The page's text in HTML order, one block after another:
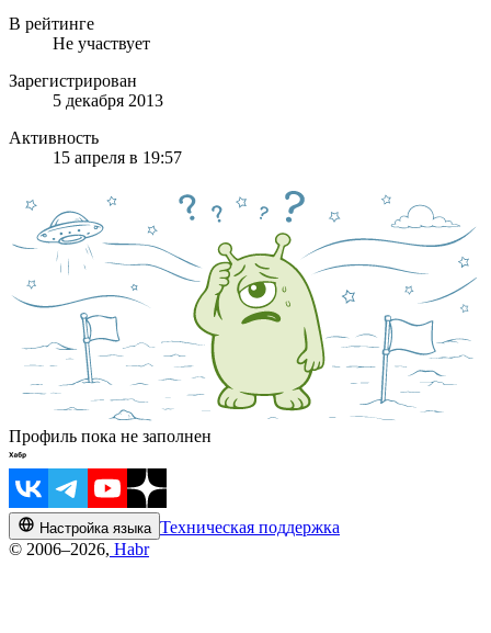
В рейтинге
Не участвует
Зарегистрирован
5 декабря 2013
Активность
15 апреля в 19:57
Профиль пока не заполнен
Настройка языка Техническая поддержка
© 2006–2026, Habr